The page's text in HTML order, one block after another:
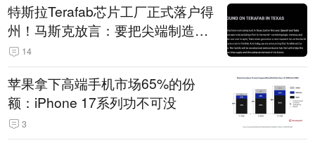
特斯拉Terafab芯片工厂正式落户得
州！马斯克放言：要把尖端制造带
回美国
14
苹果拿下高端手机市场65%的份
额：iPhone 17系列功不可没
3